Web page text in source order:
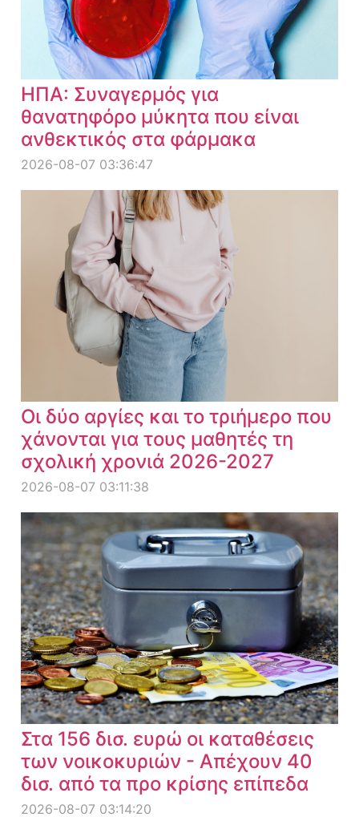
ΗΠΑ: Συναγερμός για
θανατηφόρο μύκητα που είναι
ανθεκτικός στα φάρμακα
2026-08-07 03:36:47
Οι δύο αργίες και το τριήμερο που
χάνονται για τους μαθητές τη
σχολική χρονιά 2026-2027
2026-08-07 03:11:38
Στα 156 δισ. ευρώ οι καταθέσεις
των νοικοκυριών - Απέχουν 40
δισ. από τα προ κρίσης επίπεδα
2026-08-07 03:14:20